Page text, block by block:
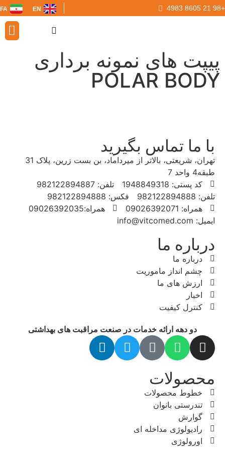
EN
FA
پیپت های نمونه برداری
POLAR BODY
با ما تماس بگیرید
تهران، شریعتی، بالاتر از میرداماد، بن بست زرین، پلاک 31
طبقه4 واحد 7
کد پستی: 1948849318
تلفن: 982122894887
تلفن: 982122894888
فکس: 982122894888
همراه: 09026392071
همراه:09026392035
ایمیل: info@vitcomed.com
درباره ما
درباره ما
چشم انداز ماموریت
ارزش های ما
اخبار
کنترل کیفیت
دو دهه ارائه خدمات در صنعت مراقبت های بهداشتی
محصولات
خطوط محصولات
تندرستی بانوان
گوارش
رادیولوژی مداخله ای
اورولوژی